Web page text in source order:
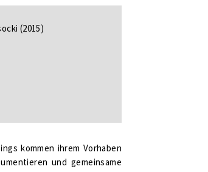
(2015)
kommen ihrem Vorhaben
und gemeinsame